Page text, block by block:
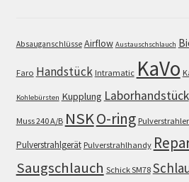
Absauganschlüsse Airflow Austauschschlauch
Faro Handstück Intramatic KaVo
Kohlebürsten Kupplung Laborhandstück
Muss 240 A/B NSKO-ring
Pulverstrahlgerät Pulverstrahlhandy
Saugschlauch Schick SM78